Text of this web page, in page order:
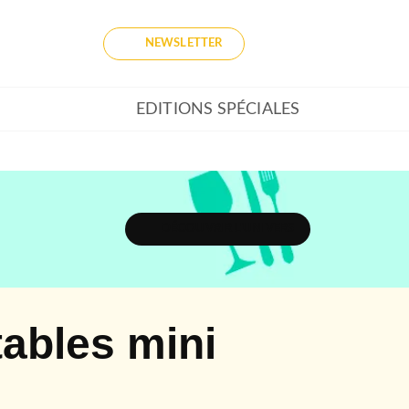
NEWSLETTER
EDITIONS SPÉCIALES
mini